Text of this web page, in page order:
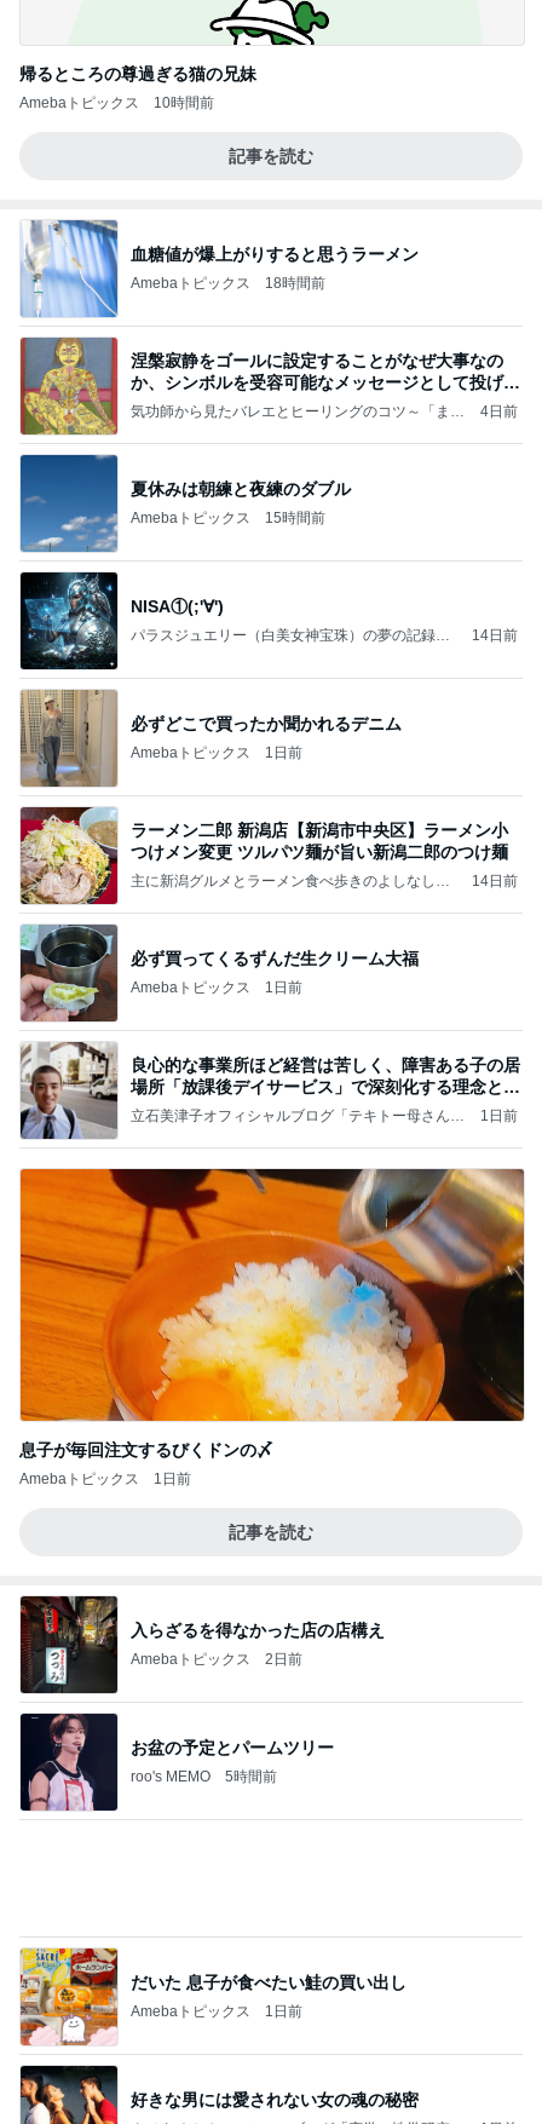
帰るところの尊過ぎる猫の兄妹
Amebaトピックス 10時間前
記事を読む
血糖値が爆上がりすると思うラーメン
Amebaトピックス 18時間前
涅槃寂静をゴールに設定することがなぜ大事なの
か、シンボルを受容可能なメッセージとして投げる
ことが
気功師から見たバレエとヒーリングのコツ～「まと
4日前
夏休みは朝練と夜練のダブル
Amebaトピックス 15時間前
NISA①(;'∀')
パラスジュエリー（白美女神宝珠）の夢の記録
14日前
必ずどこで買ったか聞かれるデニム
Amebaトピックス 1日前
ラーメン二郎 新潟店【新潟市中央区】ラーメン小
つけメン変更 ツルパツ麺が旨い新潟二郎のつけ麺
主に新潟グルメとラーメン食べ歩きのよしなしご
14日前
必ず買ってくるずんだ生クリーム大福
Amebaトピックス 1日前
良心的な事業所ほど経営は苦しく、障害ある子の居
場所「放課後デイサービス」で深刻化する理念と現
実の
立石美津子オフィシャルブログ「テキトー母さんの
1日前
息子が毎回注文するびくドンの〆
Amebaトピックス 1日前
記事を読む
入らざるを得なかった店の店構え
Amebaトピックス 2日前
お盆の予定とパームツリー
roo's MEMO 5時間前
だいた 息子が食べたい鮭の買い出し
Amebaトピックス 1日前
好きな男には愛されない女の魂の秘密